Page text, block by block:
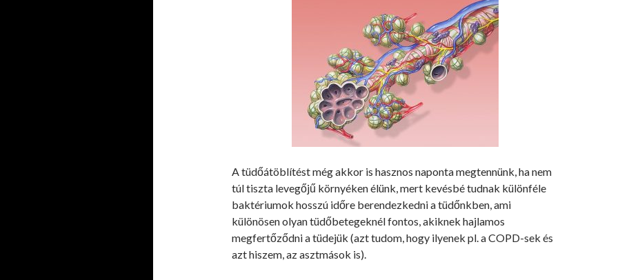
A tüdőátöblítést még akkor is hasznos naponta megtennünk, ha nem
túl tiszta levegőjű környéken élünk, mert kevésbé tudnak különféle
baktériumok hosszú időre berendezkedni a tüdőnkben, ami
különösen olyan tüdőbetegeknél fontos, akiknek hajlamos
megfertőződni a tüdejük (azt tudom, hogy ilyenek pl. a COPD-sek és
azt hiszem, az asztmások is).